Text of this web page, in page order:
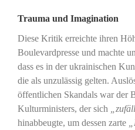
Trauma und Imagination
Diese Kritik erreichte ihren
Boulevardpresse und machte
dass es in der ukrainischen
die als unzulässig gelten.
öffentlichen Skandals war der
Kulturministers, der sich
hinabbeugte, um dessen zarte